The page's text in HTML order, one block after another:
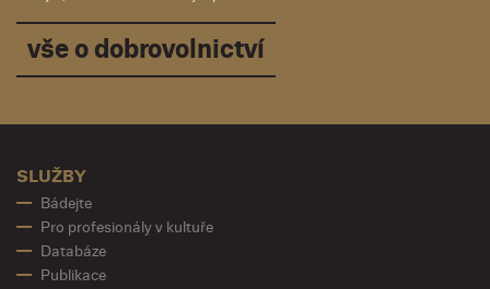
vše o dobrovolnictví
SLUŽBY
Bádejte
Pro profesionály v kultuře
Databáze
Publikace